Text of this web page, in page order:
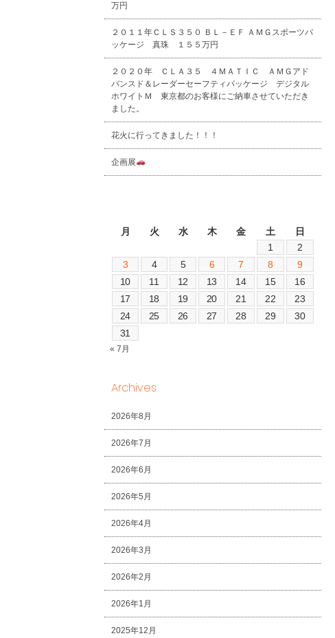
万円
２０１１年ＣＬＳ３５０ ＢＬ－ＥＦ ＡＭＧスポーツパ
ッケージ 真珠 １５５万円
２０２０年 ＣＬＡ３５ ４ＭＡＴＩＣ ＡＭＧアド
バンスド＆レーダーセーフティパッケージ デジタル
ホワイトＭ 東京都のお客様にご納車させていただき
ました。
花火に行ってきました！！！
企画展
月
火 水 木 金 土
日
1
2
3
4 5 6 7 8
9
10
11 12 13 14 15
16
17
18 19 20 21 22
23
24
25 26 27 28 29
30
31
« 7月
Archives
2026年8月
2026年7月
2026年6月
2026年5月
2026年4月
2026年3月
2026年2月
2026年1月
2025年12月